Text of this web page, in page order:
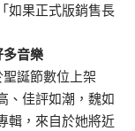
如果正式版銷售長
音樂
誕節數位上架
、佳評如潮，魏如
輯，來自於她將近